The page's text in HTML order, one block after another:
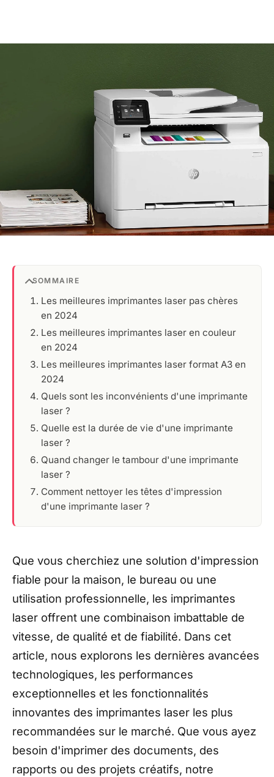
SOMMAIRE
Les meilleures imprimantes laser pas chères
en 2024
Les meilleures imprimantes laser en couleur
en 2024
Les meilleures imprimantes laser format A3 en
2024
Quels sont les inconvénients d'une imprimante
laser ?
Quelle est la durée de vie d'une imprimante
laser ?
Quand changer le tambour d'une imprimante
laser ?
Comment nettoyer les têtes d'impression
d'une imprimante laser ?
Que vous cherchiez une solution d'impression
fiable pour la maison, le bureau ou une
utilisation professionnelle, les imprimantes
laser offrent une combinaison imbattable de
vitesse, de qualité et de fiabilité. Dans cet
article, nous explorons les dernières avancées
technologiques, les performances
exceptionnelles et les fonctionnalités
innovantes des imprimantes laser les plus
recommandées sur le marché. Que vous ayez
besoin d'imprimer des documents, des
rapports ou des projets créatifs, notre